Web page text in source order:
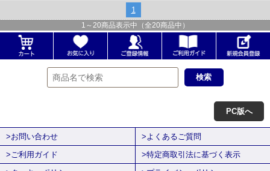
1
1 ～ 20商品表示中（全20商品中）
PC版へ
>お問い合わせ
>よくあるご質問
>ご利用ガイド
>特定商取引法に基づく表示